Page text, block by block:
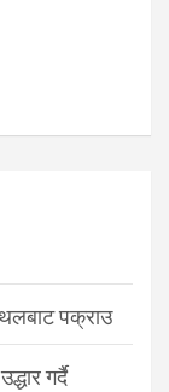
पक्राउ
गर्दै